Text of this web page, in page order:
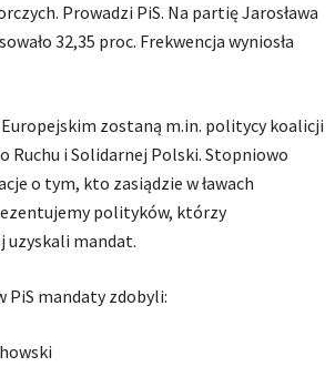
Prowadzi PiS. Na partię Jarosława
32,35 proc. Frekwencja wyniosła
zostaną m.in. politycy koalicji
Ruchu i Solidarnej Polski. Stopniowo
o tym, kto zasiądzie w ławach
polityków, którzy
uzyskali mandat.
PiS mandaty zdobyli: